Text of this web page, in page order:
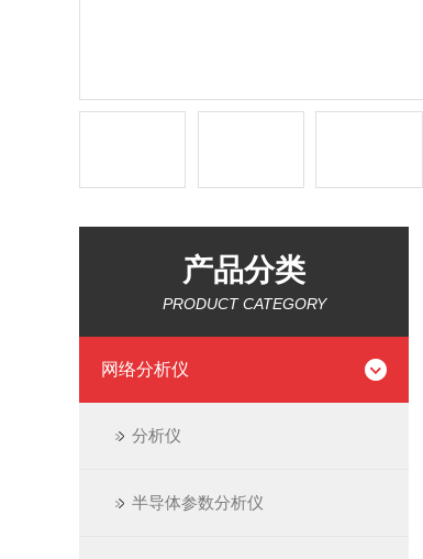
产品分类
PRODUCT CATEGORY
网络分析仪
分析仪
半导体参数分析仪